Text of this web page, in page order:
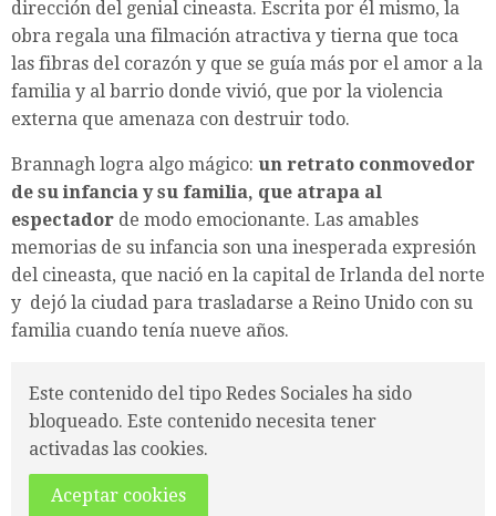
dirección del genial cineasta. Escrita por él mismo, la
obra regala una filmación atractiva y tierna que toca
las fibras del corazón y que se guía más por el amor a la
familia y al barrio donde vivió, que por la violencia
externa que amenaza con destruir todo.
Brannagh logra algo mágico: un retrato conmovedor
de su infancia y su familia, que atrapa al
espectador de modo emocionante. Las amables
memorias de su infancia son una inesperada expresión
del cineasta, que nació en la capital de Irlanda del norte
y dejó la ciudad para trasladarse a Reino Unido con su
familia cuando tenía nueve años.
Este contenido del tipo Redes Sociales ha sido
bloqueado. Este contenido necesita tener
activadas las cookies.
Aceptar cookies